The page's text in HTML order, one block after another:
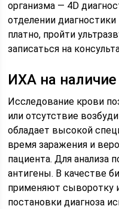
организма — 4D
отделении
платно, пройти
записаться на
ИХА на
Исследование крови
или отсутствие
обладает высокой
время заражения и
пациента. Для анализа
антигены. В качестве
применяют сыворотку
постановки диагноза